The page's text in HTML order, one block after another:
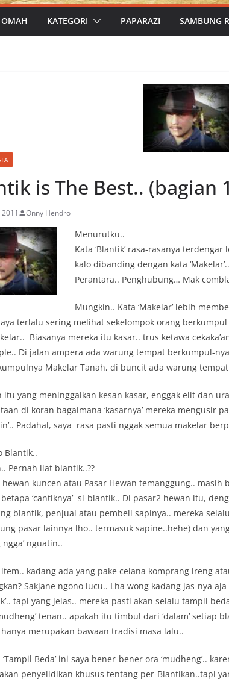
KATEGORI PAPARAZI SAMBUNG
is The Best.. (bagian
2011 Onny Hendro
Menurutku..
Kata ‘Blantik’ rasa-rasanya
kalo dibanding dengan kata
Perantara.. Penghubung… Mak
Mungkin.. Kata ‘Makelar’ lebih
terlalu sering melihat sekelompok orang
Biasanya mereka itu kasar.. trus ketawa
Di jalan ampera ada warung tempat berkumpul-
Makelar Tanah, di buncit ada warung
itu yang meninggalkan kesan kasar, enggak elit dan
di koran bagaimana ‘kasarnya’ mereka mengusir
Padahal, saya rasa pasti nggak semua makelar
Blantik..
Pernah liat blantik..??
hewan kuncen atau Pasar Hewan temanggung.. masih
‘cantiknya’ si-blantik.. Di pasar2 hewan itu,
blantik, penjual atau pembeli sapinya.. mereka
pasar lainnya lho.. termasuk sapine..hehe) dan
nguatin..
item.. kadang ada yang pake celana komprang ireng
Sakjane ngono lucu.. Lha wong kadang jas-nya
tapi yang jelas.. mereka pasti akan selalu tampil
tenan.. apakah itu timbul dari ‘dalam’
merupakan bawaan tradisi masa lalu..
Beda’ ini saya bener-bener ora ‘mudheng’..
penyelidikan khusus tentang per-Blantikan..tapi